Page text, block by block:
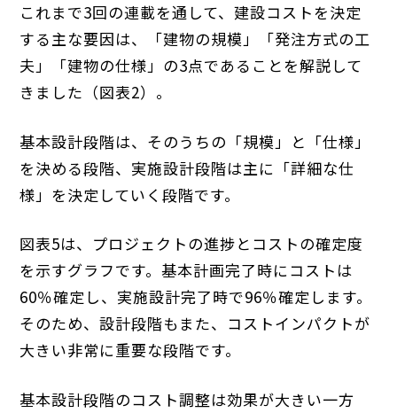
これまで3回の連載を通して、建設コストを決定
する主な要因は、「建物の規模」「発注方式の工
夫」「建物の仕様」の3点であることを解説して
きました（図表2）。
基本設計段階は、そのうちの「規模」と「仕様」
を決める段階、実施設計段階は主に「詳細な仕
様」を決定していく段階です。
図表5は、プロジェクトの進捗とコストの確定度
を示すグラフです。基本計画完了時にコストは
60％確定し、実施設計完了時で96％確定します。
そのため、設計段階もまた、コストインパクトが
大きい非常に重要な段階です。
基本設計段階のコスト調整は効果が大きい一方